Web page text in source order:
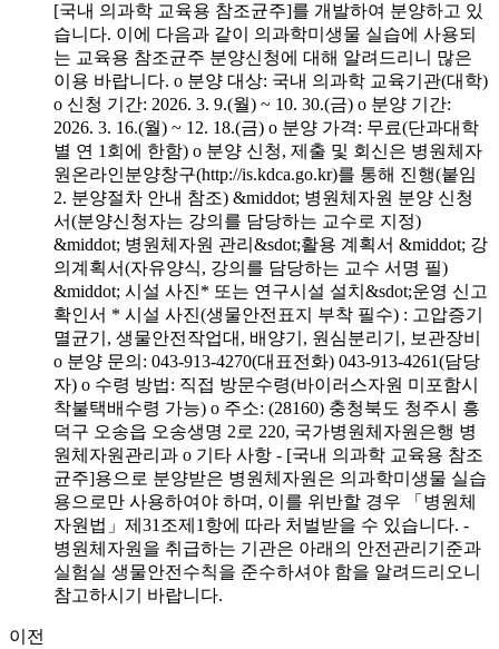
[국내 의과학 교육용 참조균주]를 개발하여 분양하고 있
습니다. 이에 다음과 같이 의과학미생물 실습에 사용되
는 교육용 참조균주 분양신청에 대해 알려드리니 많은
이용 바랍니다. o 분양 대상: 국내 의과학 교육기관(대학)
o 신청 기간: 2026. 3. 9.(월) ~ 10. 30.(금) o 분양 기간:
2026. 3. 16.(월) ~ 12. 18.(금) o 분양 가격: 무료(단과대학
별 연 1회에 한함) o 분양 신청, 제출 및 회신은 병원체자
원온라인분양창구(http://is.kdca.go.kr)를 통해 진행(붙임
2. 분양절차 안내 참조) &middot; 병원체자원 분양 신청
서(분양신청자는 강의를 담당하는 교수로 지정)
&middot; 병원체자원 관리&sdot;활용 계획서 &middot; 강
의계획서(자유양식, 강의를 담당하는 교수 서명 필)
&middot; 시설 사진* 또는 연구시설 설치&sdot;운영 신고
확인서 * 시설 사진(생물안전표지 부착 필수) : 고압증기
멸균기, 생물안전작업대, 배양기, 원심분리기, 보관장비
o 분양 문의: 043-913-4270(대표전화) 043-913-4261(담당
자) o 수령 방법: 직접 방문수령(바이러스자원 미포함시
착불택배수령 가능) o 주소: (28160) 충청북도 청주시 흥
덕구 오송읍 오송생명 2로 220, 국가병원체자원은행 병
원체자원관리과 o 기타 사항 - [국내 의과학 교육용 참조
균주]용으로 분양받은 병원체자원은 의과학미생물 실습
용으로만 사용하여야 하며, 이를 위반할 경우 「병원체
자원법」제31조제1항에 따라 처벌받을 수 있습니다. -
병원체자원을 취급하는 기관은 아래의 안전관리기준과
실험실 생물안전수칙을 준수하셔야 함을 알려드리오니
참고하시기 바랍니다.
이전